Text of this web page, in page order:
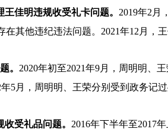
佳明违规收受礼卡问题。 2019年2月
其他违纪违法问题。2021年12月，
。 2020年初至2021年9月，周明明、
5月，周明明、王荣分别受到政务记
受礼品问题。 2016年下半年至2017